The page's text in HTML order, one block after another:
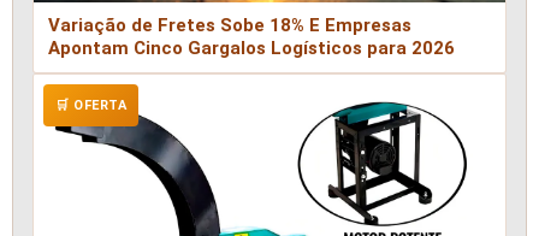
Variação de Fretes Sobe 18% E Empresas
Apontam Cinco Gargalos Logísticos para 2026
🛒 OFERTA